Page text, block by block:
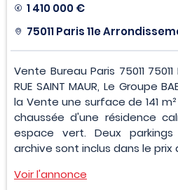
1 410 000 €
75011 Paris 11e
Vente Bureau Paris 75011 75011
RUE SAINT MAUR, Le Groupe
la Vente une surface de 141
chaussée d'une résidence
espace vert. Deux
archive sont inclus dans le prix
Voir l'annonce